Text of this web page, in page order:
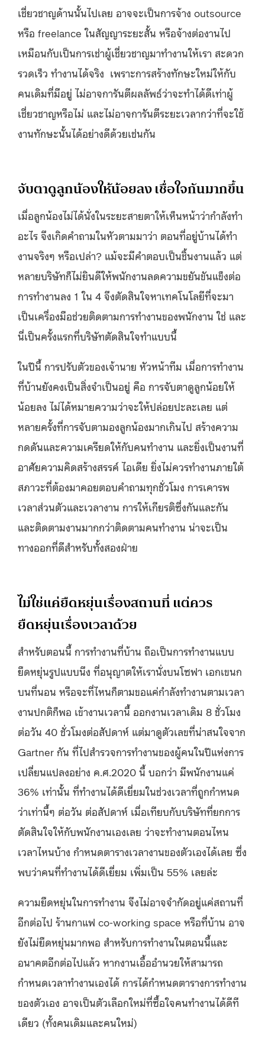
เชี่ยวชาญด้านนั้นไปเลย อาจจะเป็นการจ้าง outsource
หรือ freelance ในสัญญาระยะสั้น หรือจ้างต่องานไป
เหมือนกับเป็นการเช่าผู้เชี่ยวชาญมาทำงานให้เรา สะดวก
รวดเร็ว ทำงานได้จริง เพราะการสร้างทักษะใหม่ให้กับ
คนเดิมที่มีอยู่ ไม่อาจการันตีผลลัพธ์ว่าจะทำได้ดีเท่าผู้
เชี่ยวชาญหรือไม่ และไม่อาจการันตีระยะเวลากว่าที่จะใช้
งานทักษะนั้นได้อย่างดีด้วยเช่นกัน
จับตาดูลูกน้องให้น้อยลง เชื่อใจกันมากขึ้น
เมื่อลูกน้องไม่ได้นั่งในระยะสายตาให้เห็นหน้าว่ากำลังทำ
อะไร จึงเกิดคำถามในหัวตามมาว่า ตอนที่อยู่บ้านได้ทำ
งานจริงๆ หรือเปล่า? แม้จะมีคำตอบเป็นชิ้นงานแล้ว แต่
หลายบริษัทก็ไม่ยินดีให้พนักงานลดความขยันขันแข็งต่อ
การทำงานลง 1 ใน 4 จึงตัดสินใจหาเทคโนโลยีที่จะมา
เป็นเครื่องมือช่วยติดตามการทำงานของพนักงาน ใช่ และ
นี่เป็นครั้งแรกที่บริษัทตัดสินใจทำแบบนี้
ในปีนี้ การปรับตัวของเจ้านาย หัวหน้าทีม เมื่อการทำงาน
ที่บ้านยังคงเป็นสิ่งจำเป็นอยู่ คือ การจับตาดูลูกน้อยให้
น้อยลง ไม่ได้หมายความว่าจะให้ปล่อยปะละเลย แต่
หลายครั้งที่การจับตามองลูกน้องมากเกินไป สร้างความ
กดดันและความเครียดให้กับคนทำงาน และยิ่งเป็นงานที่
อาศัยความคิดสร้างสรรค์ ไอเดีย ยิ่งไม่ควรทำงานภายใต้
สภาวะที่ต้องมาคอยตอบคำถามทุกชั่วโมง การเคารพ
เวลาส่วนตัวและเวลางาน การให้เกียรติซึ่งกันและกัน
และติดตามงานมากกว่าติดตามคนทำงาน น่าจะเป็น
ทางออกที่ดีสำหรับทั้งสองฝ่าย
ไม่ใช่แค่ยืดหยุ่นเรื่องสถานที่ แต่ควร
ยืดหยุ่นเรื่องเวลาด้วย
สำหรับตอนนี้ การทำงานที่บ้าน ถือเป็นการทำงานแบบ
ยืดหยุ่นรูปแบบนึง ที่อนุญาตให้เรานั่งบนโซฟา เอกเขนก
บนที่นอน หรือจะที่ไหนก็ตามขอแค่กำลังทำงานตามเวลา
งานปกติก็พอ เข้างานเวลานี้ ออกงานเวลาเดิม 8 ชั่วโมง
ต่อวัน 40 ชั่วโมงต่อสัปดาห์ แต่มาดูตัวเลขที่น่าสนใจจาก
Gartner กัน ที่ไปสำรวจการทำงานของผู้คนในปีแห่งการ
เปลี่ยนแปลงอย่าง ค.ศ.2020 นี้ บอกว่า มีพนักงานแค่
36% เท่านั้น ที่ทำงานได้ดีเยี่ยมในช่วงเวลาที่ถูกกำหนด
ว่าเท่านี้ๆ ต่อวัน ต่อสัปดาห์ เมื่อเทียบกับบริษัทที่ยกการ
ตัดสินใจให้กับพนักงานเองเลย ว่าจะทำงานตอนไหน
เวลาไหนบ้าง กำหนดตารางเวลางานของตัวเองได้เลย ซึ่ง
พบว่าคนที่ทำงานได้ดีเยี่ยม เพิ่มเป็น 55% เลยล่ะ
ความยืดหยุ่นในการทำงาน จึงไม่อาจจำกัดอยู่แค่สถานที่
อีกต่อไป ร้านกาแฟ co-working space หรือที่บ้าน อาจ
ยังไม่ยืดหยุ่นมากพอ สำหรับการทำงานในตอนนี้และ
อนาคตอีกต่อไปแล้ว หากงานเอื้ออำนวยให้สามารถ
กำหนดเวลาทำงานเองได้ การได้กำหนดตารางการทำงาน
ของตัวเอง อาจเป็นตัวเลือกใหม่ที่ซื้อใจคนทำงานได้ดีที
เดียว (ทั้งคนเดิมและคนใหม่)